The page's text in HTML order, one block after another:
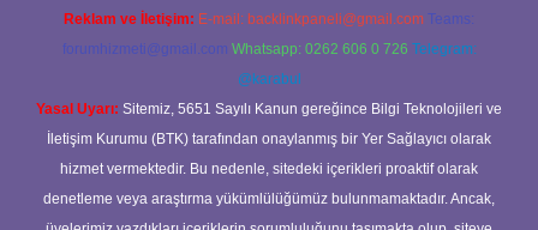
Reklam ve İletişim: E-mail: backlinkpaneli@gmail.com Teams:
forumhizmeti@gmail.com Whatsapp: 0262 606 0 726 Telegram:
@karabul
Yasal Uyarı: Sitemiz, 5651 Sayılı Kanun gereğince Bilgi Teknolojileri ve
İletişim Kurumu (BTK) tarafından onaylanmış bir Yer Sağlayıcı olarak
hizmet vermektedir. Bu nedenle, sitedeki içerikleri proaktif olarak
denetleme veya araştırma yükümlülüğümüz bulunmamaktadır. Ancak,